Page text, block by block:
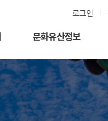
로그인
문화유산정보